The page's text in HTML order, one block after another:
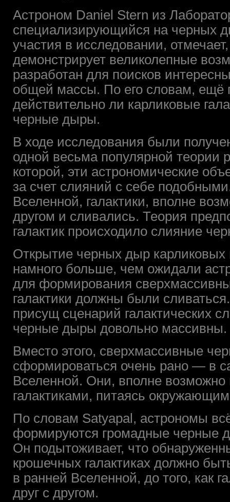
Астроном Daniel Stern из
специализирующийся на черных
участия в исследовании,
демонстрирует великолепные
разработан для поисков
общей массы. По его словам, ещё
действительно ли карликовые
черные дыры.
В ходе исследования были
одной весьма популярной теории
которой, эти астрономические
за счет слияний с себе
Вселенной, галактики, вполне
другом и сливались. Теория
галактик происходило слияние
Открытие черных дыр карликовых
намного больше, чем ожидали
для формирования
галактики должны были
присущ сценарий галактических
черные дыры довольно массивны.
Вместо этого, сверхмассивные
сформироваться очень рано — в
Вселенной. Они, вполне
галактиками, питаясь
По словам Satyapal, астрономы
формируются громадные черные
Он подытоживает, что
крошечных галактиках должно
в ранней Вселенной, до того, как
друг с другом.